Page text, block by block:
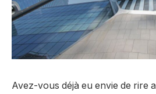
Avez-vous déjà eu envie de rire